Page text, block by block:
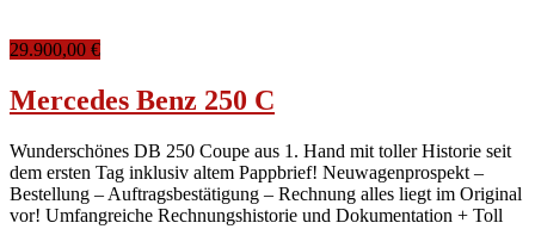
29.900,00 €
Mercedes Benz 250 C
Wunderschönes DB 250 Coupe aus 1. Hand mit toller Historie seit
dem ersten Tag inklusiv altem Pappbrief! Neuwagenprospekt –
Bestellung – Auftragsbestätigung – Rechnung alles liegt im Original
vor! Umfangreiche Rechnungshistorie und Dokumentation + Toll